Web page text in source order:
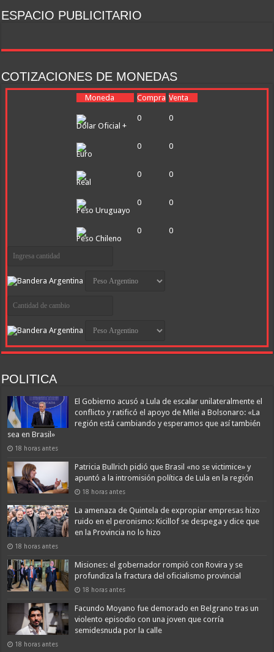
ESPACIO PUBLICITARIO
COTIZACIONES DE MONEDAS
Moneda Compra Venta
Dólar Oficial +
0 0
Euro
0 0
Real
0 0
Peso Uruguayo
0 0
Peso Chileno
0 0
POLITICA
El Gobierno acusó a Lula de escalar unilateralmente el
conflicto y ratificó el apoyo de Milei a Bolsonaro: «La
región está cambiando y esperamos que así también
sea en Brasil»
18 horas antes
Patricia Bullrich pidió que Brasil «no se victimice» y
apuntó a la intromisión política de Lula en la región
18 horas antes
La amenaza de Quintela de expropiar empresas hizo
ruido en el peronismo: Kicillof se despega y dice que
en la Provincia no lo hizo
18 horas antes
Misiones: el gobernador rompió con Rovira y se
profundiza la fractura del oficialismo provincial
18 horas antes
Facundo Moyano fue demorado en Belgrano tras un
violento episodio con una joven que corría
semidesnuda por la calle
18 horas antes